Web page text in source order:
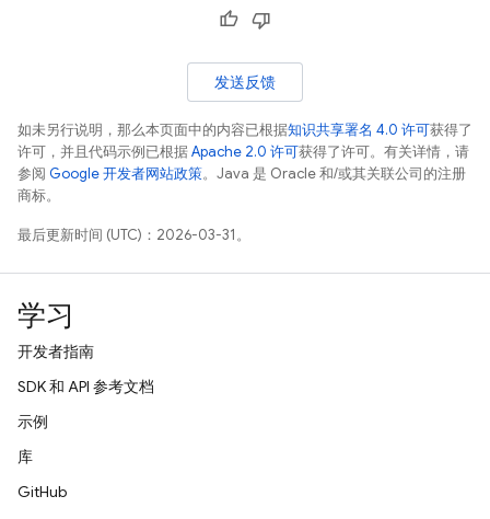
发送反馈
如未另行说明，那么本页面中的内容已根据知识共享署名 4.0 许可获得了
许可，并且代码示例已根据Apache 2.0 许可获得了许可。有关详情，请
参阅 Google 开发者网站政策。Java 是 Oracle 和/或其关联公司的注册
商标。
最后更新时间 (UTC)：2026-03-31。
学习
开发者指南
SDK 和 API 参考文档
示例
库
GitHub